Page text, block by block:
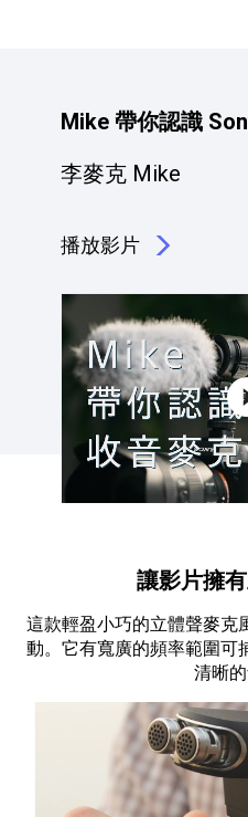
Mike 帶你認識
李麥克 Mike
播放影片
點擊播放：Mike 帶你認
讓影片擁
這款輕盈小巧的立體聲麥克
動。它有寬廣的頻率範圍可
清晰的